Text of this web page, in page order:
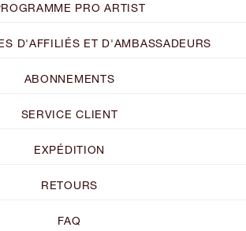
PRO ARTIST
D'AFFILIÉS ET D'AMBASSADEURS
ABONNEMENTS
SERVICE CLIENT
EXPÉDITION
RETOURS
FAQ